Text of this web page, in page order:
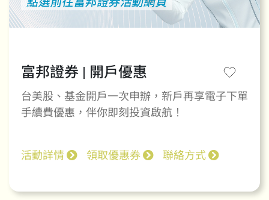
富邦證券 | 開戶優惠
台美股、基金開戶一次申辦，新戶再享電子下單
手續費優惠，伴你即刻投資啟航！
活動詳情 領取優惠券 聯絡方式